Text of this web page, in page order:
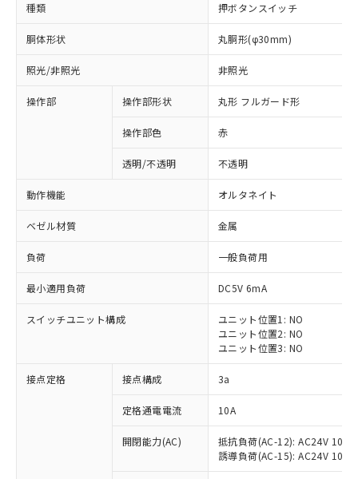
種類 押ボタンスイッチ
胴体形状 丸胴形(φ30mm)
照光/非照光 非照光
操作部 操作部形状 丸形 フルガード形
操作部色 赤
透明/不透明 不透明
動作機能 オルタネイト
ベゼル材質 金属
負荷 一般負荷用
最小適用負荷 DC5V 6mA
スイッチユニット構成
ユニット位置1: NO
ユニット位置2: NO
ユニット位置3: NO
接点定格 接点構成 3a
定格通電電流 10A
開閉能力(AC)
抵抗負荷(AC-12): AC24V 10A/
誘導負荷(AC-15): AC24V
※1 対応状況
対応済み：EU RoHS指令（10物質）の
非含有に対応した製品が提供可能な商品で
対応予定：EU RoHS指令（10物質）の非含